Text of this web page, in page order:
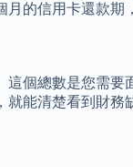
的信用卡還款
個總數是您需
能清楚看到財